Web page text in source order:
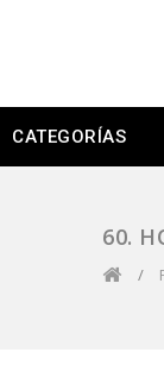
CATEGORÍAS
60.
/